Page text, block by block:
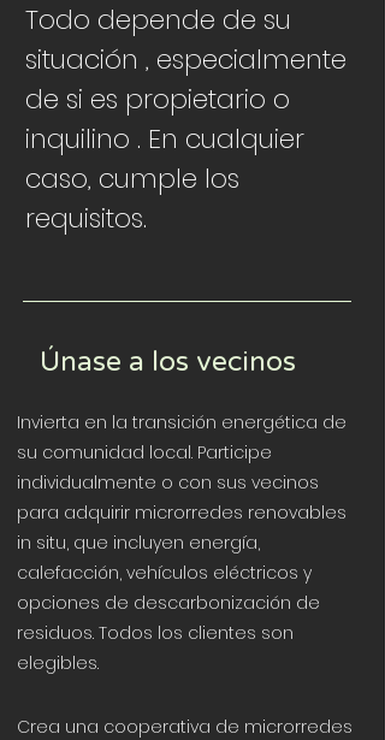
Todo depende de su
situación , especialmente
de si es propietario o
inquilino . En cualquier
caso, cumple los
requisitos.
Únase a los vecinos
Invierta en la transición energética de
su comunidad local. Participe
individualmente o con sus vecinos
para adquirir microrredes renovables
in situ, que incluyen energía,
calefacción, vehículos eléctricos y
opciones de descarbonización de
residuos. Todos los clientes son
elegibles.
Crea una cooperativa de microrredes